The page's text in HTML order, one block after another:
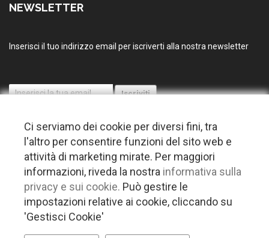
NEWSLETTER
Inserisci il tuo indirizzo email per iscriverti alla nostra newsletter
© 2026 Copyright Puglia nel mondo. Tutti i diritti riservati |Privacy
-Cookie policy-Gestisci Cookie -
Ci serviamo dei cookie per diversi fini, tra
l'altro per consentire funzioni del sito web e
attività di marketing mirate. Per maggiori
informazioni, riveda la nostra informativa sulla
privacy e sui cookie. Può gestire le
impostazioni relative ai cookie, cliccando su
'Gestisci Cookie'
Questo plugin utilizza cookie per raccogliere dati e cookie di terze parti